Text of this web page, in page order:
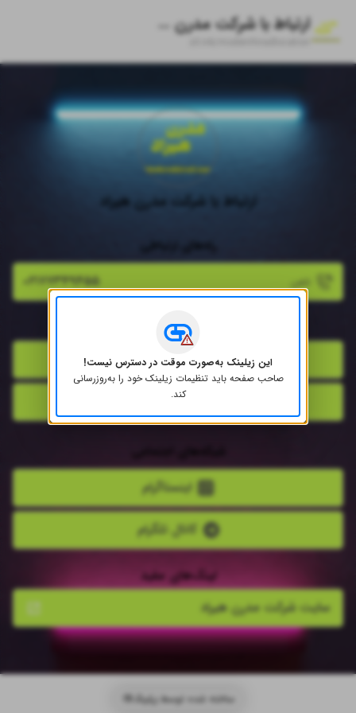
ارتباط با شرکت مدرن هیراد
راه‌های ارتباطی
تلفن ۰۲۱۷۷۳۴۹۴۵۵
آدرس و مسیریابی
مسیریاب نشان
مسیریاب بلد
اینستاگرام
کانال تلگرام
لینک‌های مفید
سایت شرکت مدرن هیراد
ساخته شده توسط
این زیلینک به‌صورت موقت در دسترس نیست!
صاحب صفحه باید تنظیمات زیلینک خود را به‌روز‌رسانی
کند.